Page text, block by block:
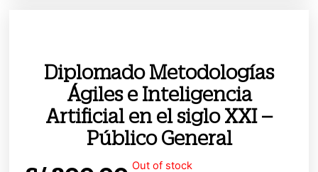
Diplomado Metodologías
Ágiles e Inteligencia
Artificial en el siglo XXI –
Público General
Out of stock